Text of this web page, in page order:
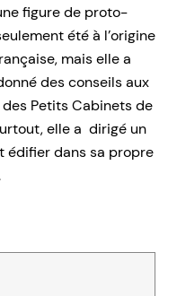
figure de proto-
été à l’origine
mais elle a
des conseils aux
Petits Cabinets de
elle a dirigé un
édifier dans sa propre